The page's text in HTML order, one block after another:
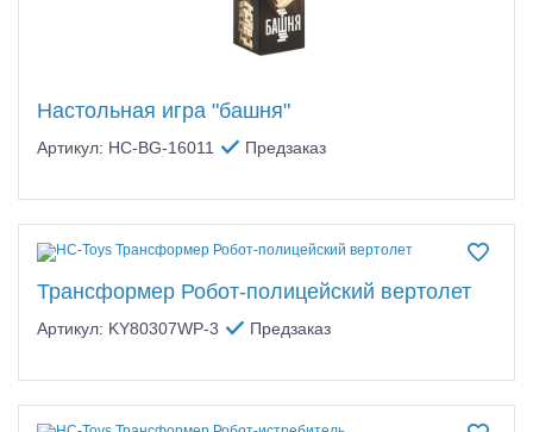
Настольная игра "башня"
Артикул: HC-BG-16011 Предзаказ
Трансформер Робот-полицейский вертолет
Артикул: KY80307WP-3 Предзаказ